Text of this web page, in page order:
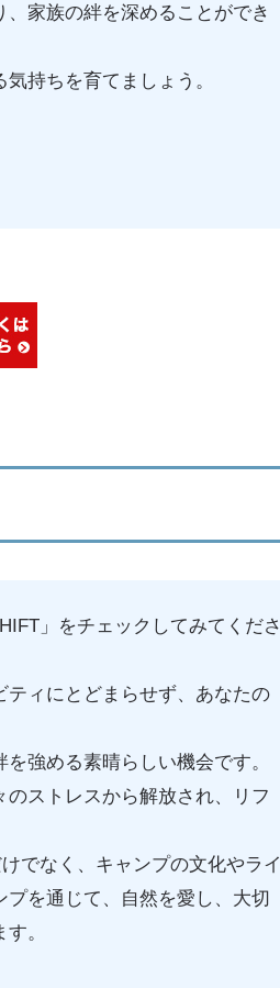
家族の絆を深めることができ
持ちを育てましょう。
」をチェックしてみてくださ
ィにとどまらせず、あなたの
強める素晴らしい機会です。
ストレスから解放され、リフ
でなく、キャンプの文化やライ
を通じて、自然を愛し、大切
。